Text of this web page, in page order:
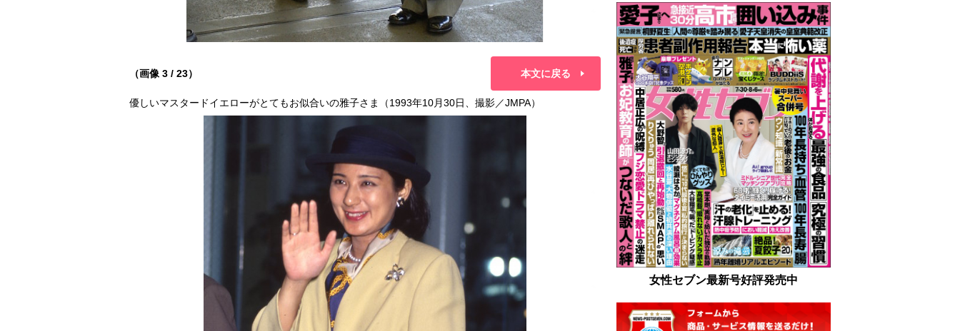
（画像 3 / 23） 本文に戻る
優しいマスタードイエローがとてもお似合いの雅子さま（1993年10月30日、撮影／JMPA）
女性セブン最新号好評発売中